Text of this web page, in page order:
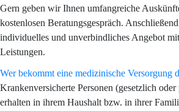
Gern geben wir Ihnen umfangreiche
kostenlosen Beratungsgespräch.
individuelles und unverbindliches Angebot
Leistungen.
Wer bekommt eine medizinische Versorgung
Krankenversicherte Personen (gesetzlich
erhalten in ihrem Haushalt bzw. in ihrer